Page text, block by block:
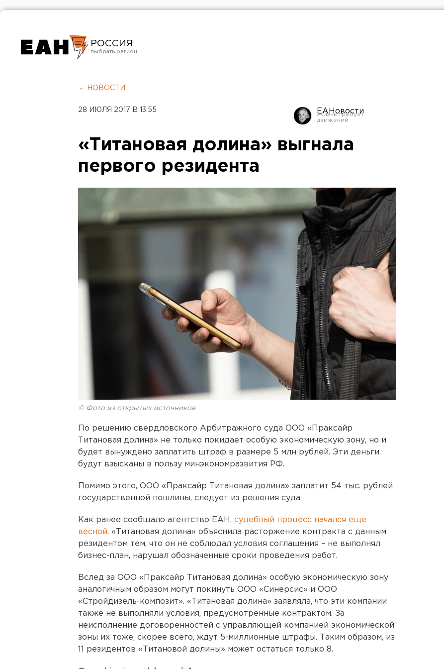
РОССИЯ
Челябинск
← НОВОСТИ
28 ИЮЛЯ 2017 В 13:55 ЕАНовости
«Титановая долина» выгнала
первого резидента
© Фото из открытых источников
По решению свердловского Арбитражного суда ООО «Праксайр
Титановая долина» не только покидает особую экономическую зону, но и
будет вынуждено заплатить штраф в размере 5 млн рублей. Эти деньги
будут взысканы в пользу минэкономразвития РФ.
Помимо этого, ООО «Праксайр Титановая долина» заплатит 54 тыс. рублей
государственной пошлины, следует из решения суда.
Как ранее сообщало агентство ЕАН, судебный процесс начался еще
весной. «Титановая долина» объяснила расторжение контракта с данным
резидентом тем, что он не соблюдал условия соглашения – не выполнял
бизнес-план, нарушал обозначенные сроки проведения работ.
Вслед за ООО «Праксайр Титановая долина» особую экономическую зону
аналогичным образом могут покинуть ООО «Синерсис» и ООО
«Стройдизель-композит». «Титановая долина» заявляла, что эти компании
также не выполняли условия, предусмотренные контрактом. За
неисполнение договоренностей с управляющей компанией экономической
зоны их тоже, скорее всего, ждут 5-миллионные штрафы. Таким образом, из
11 резидентов «Титановой долины» может остаться только 8.